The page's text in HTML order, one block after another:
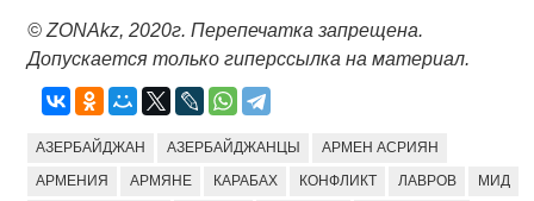
© ZONAkz, 2020г. Перепечатка запрещена.
Допускается только гиперссылка на материал.
АЗЕРБАЙДЖАН АЗЕРБАЙДЖАНЦЫ АРМЕН АСРИЯН
АРМЕНИЯ АРМЯНЕ КАРАБАХ КОНФЛИКТ ЛАВРОВ МИД